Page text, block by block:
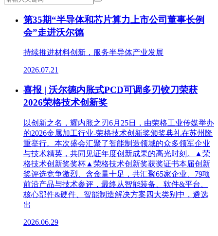
第35期“半导体和芯片算力上市公司董事长例
会”走进沃尔德
持续推进材料创新，服务半导体产业发展
2026.07.21
喜报 | 沃尔德内胀式PCD可调多刃铰刀荣获
2026荣格技术创新奖
以创新之名，耀内胀之刃6月25日，由荣格工业传媒举办
的2026金属加工行业-荣格技术创新奖颁奖典礼在苏州隆
重举行。本次盛会汇聚了智能制造领域的众多领军企业
与技术精英，共同见证年度创新成果的高光时刻。▲荣
格技术创新奖奖杯▲荣格技术创新奖获奖证书本届创新
奖评选竞争激烈、含金量十足，共汇聚65家企业、79项
前沿产品与技术参评，最终从智能装备、软件&平台、
核心部件&硬件、智能制造解决方案四大类别中，遴选
出
2026.06.29